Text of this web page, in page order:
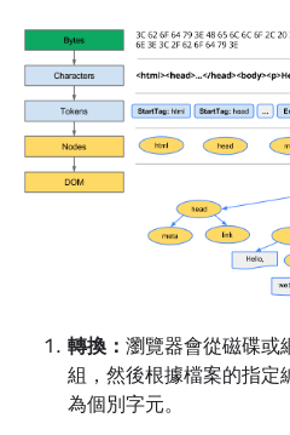
轉換： 瀏覽器會從磁碟或
組，然後根據檔案的指定
為個別字元。